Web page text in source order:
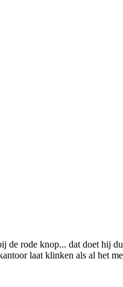
rode knop... dat doet hij
laat klinken als al het